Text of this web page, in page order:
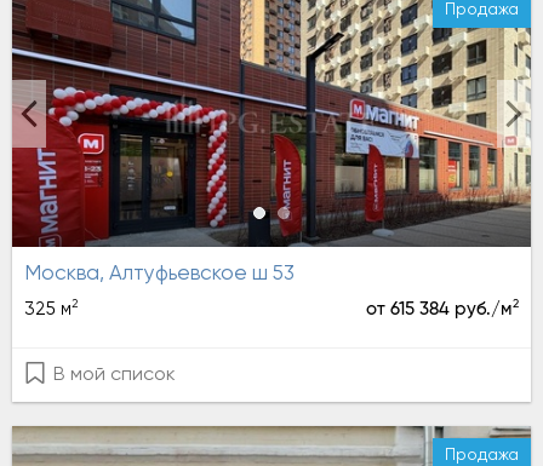
Продажа
Москва, Алтуфьевское ш 53
325 м2 от 615 384 руб./м2
В мой список
Продажа